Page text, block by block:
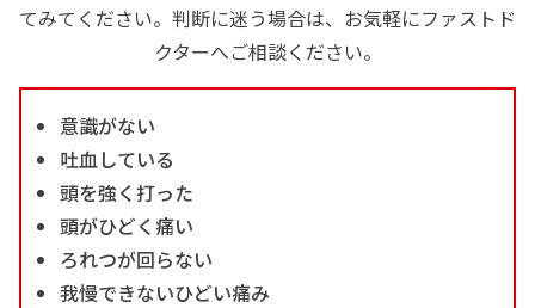
てみてください。判断に迷う場合は、お気軽にファストド
クターへご相談ください。
意識がない
吐血している
頭を強く打った
頭がひどく痛い
ろれつが回らない
我慢できないひどい痛み